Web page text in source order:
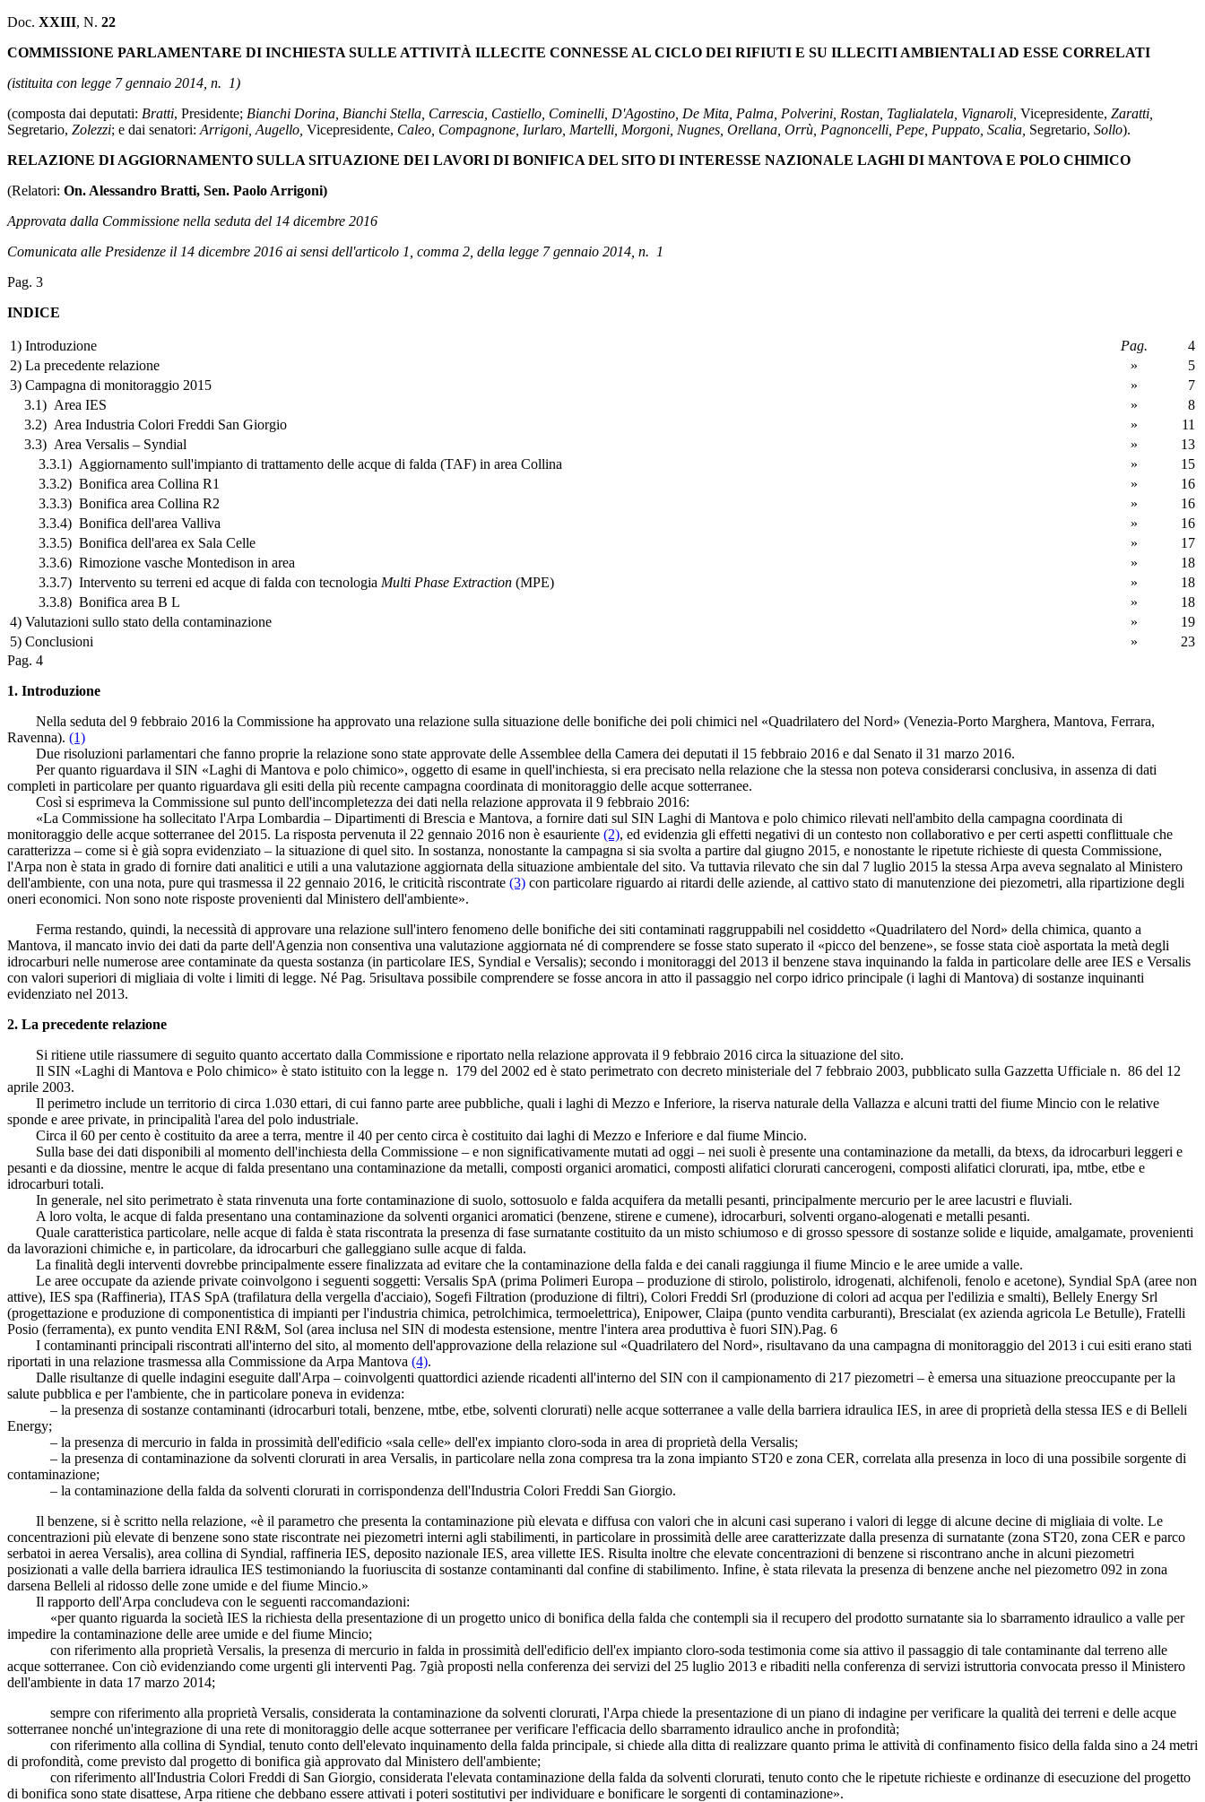
Doc. XXIII, N. 22
COMMISSIONE PARLAMENTARE DI INCHIESTA SULLE ATTIVITÀ ILLECITE CONNESSE AL CICLO DEI RIFIUTI E SU ILLECITI AMBIENTALI AD ESSE CORRELATI
(istituita con legge 7 gennaio 2014, n. 1)
(composta dai deputati: Bratti, Presidente; Bianchi Dorina, Bianchi Stella, Carrescia, Castiello, Cominelli, D'Agostino, De Mita, Palma, Polverini, Rostan, Taglialatela, Vignaroli, Vicepresidente, Zaratti,
Segretario, Zolezzi; e dai senatori: Arrigoni, Augello, Vicepresidente, Caleo, Compagnone, Iurlaro, Martelli, Morgoni, Nugnes, Orellana, Orrù, Pagnoncelli, Pepe, Puppato, Scalia, Segretario, Sollo).
RELAZIONE DI AGGIORNAMENTO SULLA SITUAZIONE DEI LAVORI DI BONIFICA DEL SITO DI INTERESSE NAZIONALE LAGHI DI MANTOVA E POLO CHIMICO
(Relatori: On. Alessandro Bratti, Sen. Paolo Arrigoni)
Approvata dalla Commissione nella seduta del 14 dicembre 2016
Comunicata alle Presidenze il 14 dicembre 2016 ai sensi dell'articolo 1, comma 2, della legge 7 gennaio 2014, n. 1
Pag. 3
INDICE
1) Introduzione Pag.
4
2) La precedente relazione
»
5
3) Campagna di monitoraggio 2015
»
7
3.1) Area IES
»
8
3.2) Area Industria Colori Freddi San Giorgio
»
11
3.3) Area Versalis – Syndial
»
13
3.3.1) Aggiornamento sull'impianto di trattamento delle acque di falda (TAF) in area Collina
»
15
3.3.2) Bonifica area Collina R1
»
16
3.3.3) Bonifica area Collina R2
»
16
3.3.4) Bonifica dell'area Valliva
»
16
3.3.5) Bonifica dell'area ex Sala Celle
»
17
3.3.6) Rimozione vasche Montedison in area
»
18
3.3.7) Intervento su terreni ed acque di falda con tecnologia Multi Phase Extraction (MPE) »
18
3.3.8) Bonifica area B L
»
18
4) Valutazioni sullo stato della contaminazione
»
19
5) Conclusioni
»
23
Pag. 4
1. Introduzione
Nella seduta del 9 febbraio 2016 la Commissione ha approvato una relazione sulla situazione delle bonifiche dei poli chimici nel «Quadrilatero del Nord» (Venezia-Porto Marghera, Mantova, Ferrara,
Ravenna). (1)
Due risoluzioni parlamentari che fanno proprie la relazione sono state approvate delle Assemblee della Camera dei deputati il 15 febbraio 2016 e dal Senato il 31 marzo 2016.
Per quanto riguardava il SIN «Laghi di Mantova e polo chimico», oggetto di esame in quell'inchiesta, si era precisato nella relazione che la stessa non poteva considerarsi conclusiva, in assenza di dati
completi in particolare per quanto riguardava gli esiti della più recente campagna coordinata di monitoraggio delle acque sotterranee.
Così si esprimeva la Commissione sul punto dell'incompletezza dei dati nella relazione approvata il 9 febbraio 2016:
«La Commissione ha sollecitato l'Arpa Lombardia – Dipartimenti di Brescia e Mantova, a fornire dati sul SIN Laghi di Mantova e polo chimico rilevati nell'ambito della campagna coordinata di
monitoraggio delle acque sotterranee del 2015. La risposta pervenuta il 22 gennaio 2016 non è esauriente (2), ed evidenzia gli effetti negativi di un contesto non collaborativo e per certi aspetti conflittuale che
caratterizza – come si è già sopra evidenziato – la situazione di quel sito. In sostanza, nonostante la campagna si sia svolta a partire dal giugno 2015, e nonostante le ripetute richieste di questa Commissione,
l'Arpa non è stata in grado di fornire dati analitici e utili a una valutazione aggiornata della situazione ambientale del sito. Va tuttavia rilevato che sin dal 7 luglio 2015 la stessa Arpa aveva segnalato al Ministero
dell'ambiente, con una nota, pure qui trasmessa il 22 gennaio 2016, le criticità riscontrate (3) con particolare riguardo ai ritardi delle aziende, al cattivo stato di manutenzione dei piezometri, alla ripartizione degli
oneri economici. Non sono note risposte provenienti dal Ministero dell'ambiente».
Ferma restando, quindi, la necessità di approvare una relazione sull'intero fenomeno delle bonifiche dei siti contaminati raggruppabili nel cosiddetto «Quadrilatero del Nord» della chimica, quanto a
Mantova, il mancato invio dei dati da parte dell'Agenzia non consentiva una valutazione aggiornata né di comprendere se fosse stato superato il «picco del benzene», se fosse stata cioè asportata la metà degli
idrocarburi nelle numerose aree contaminate da questa sostanza (in particolare IES, Syndial e Versalis); secondo i monitoraggi del 2013 il benzene stava inquinando la falda in particolare delle aree IES e Versalis
con valori superiori di migliaia di volte i limiti di legge. Né Pag. 5risultava possibile comprendere se fosse ancora in atto il passaggio nel corpo idrico principale (i laghi di Mantova) di sostanze inquinanti
evidenziato nel 2013.
2. La precedente relazione
Si ritiene utile riassumere di seguito quanto accertato dalla Commissione e riportato nella relazione approvata il 9 febbraio 2016 circa la situazione del sito.
Il SIN «Laghi di Mantova e Polo chimico» è stato istituito con la legge n. 179 del 2002 ed è stato perimetrato con decreto ministeriale del 7 febbraio 2003, pubblicato sulla Gazzetta Ufficiale n. 86 del 12
aprile 2003.
Il perimetro include un territorio di circa 1.030 ettari, di cui fanno parte aree pubbliche, quali i laghi di Mezzo e Inferiore, la riserva naturale della Vallazza e alcuni tratti del fiume Mincio con le relative
sponde e aree private, in principalità l'area del polo industriale.
Circa il 60 per cento è costituito da aree a terra, mentre il 40 per cento circa è costituito dai laghi di Mezzo e Inferiore e dal fiume Mincio.
Sulla base dei dati disponibili al momento dell'inchiesta della Commissione – e non significativamente mutati ad oggi – nei suoli è presente una contaminazione da metalli, da btexs, da idrocarburi leggeri e
pesanti e da diossine, mentre le acque di falda presentano una contaminazione da metalli, composti organici aromatici, composti alifatici clorurati cancerogeni, composti alifatici clorurati, ipa, mtbe, etbe e
idrocarburi totali.
In generale, nel sito perimetrato è stata rinvenuta una forte contaminazione di suolo, sottosuolo e falda acquifera da metalli pesanti, principalmente mercurio per le aree lacustri e fluviali.
A loro volta, le acque di falda presentano una contaminazione da solventi organici aromatici (benzene, stirene e cumene), idrocarburi, solventi organo-alogenati e metalli pesanti.
Quale caratteristica particolare, nelle acque di falda è stata riscontrata la presenza di fase surnatante costituito da un misto schiumoso e di grosso spessore di sostanze solide e liquide, amalgamate, provenienti
da lavorazioni chimiche e, in particolare, da idrocarburi che galleggiano sulle acque di falda.
La finalità degli interventi dovrebbe principalmente essere finalizzata ad evitare che la contaminazione della falda e dei canali raggiunga il fiume Mincio e le aree umide a valle.
Le aree occupate da aziende private coinvolgono i seguenti soggetti: Versalis SpA (prima Polimeri Europa – produzione di stirolo, polistirolo, idrogenati, alchifenoli, fenolo e acetone), Syndial SpA (aree non
attive), IES spa (Raffineria), ITAS SpA (trafilatura della vergella d'acciaio), Sogefi Filtration (produzione di filtri), Colori Freddi Srl (produzione di colori ad acqua per l'edilizia e smalti), Bellely Energy Srl
(progettazione e produzione di componentistica di impianti per l'industria chimica, petrolchimica, termoelettrica), Enipower, Claipa (punto vendita carburanti), Brescialat (ex azienda agricola Le Betulle), Fratelli
Posio (ferramenta), ex punto vendita ENI R&M, Sol (area inclusa nel SIN di modesta estensione, mentre l'intera area produttiva è fuori SIN).Pag. 6
I contaminanti principali riscontrati all'interno del sito, al momento dell'approvazione della relazione sul «Quadrilatero del Nord», risultavano da una campagna di monitoraggio del 2013 i cui esiti erano stati
riportati in una relazione trasmessa alla Commissione da Arpa Mantova (4).
Dalle risultanze di quelle indagini eseguite dall'Arpa – coinvolgenti quattordici aziende ricadenti all'interno del SIN con il campionamento di 217 piezometri – è emersa una situazione preoccupante per la
salute pubblica e per l'ambiente, che in particolare poneva in evidenza:
– la presenza di sostanze contaminanti (idrocarburi totali, benzene, mtbe, etbe, solventi clorurati) nelle acque sotterranee a valle della barriera idraulica IES, in aree di proprietà della stessa IES e di Belleli
Energy;
– la presenza di mercurio in falda in prossimità dell'edificio «sala celle» dell'ex impianto cloro-soda in area di proprietà della Versalis;
– la presenza di contaminazione da solventi clorurati in area Versalis, in particolare nella zona compresa tra la zona impianto ST20 e zona CER, correlata alla presenza in loco di una possibile sorgente di
contaminazione;
– la contaminazione della falda da solventi clorurati in corrispondenza dell'Industria Colori Freddi San Giorgio.
Il benzene, si è scritto nella relazione, «è il parametro che presenta la contaminazione più elevata e diffusa con valori che in alcuni casi superano i valori di legge di alcune decine di migliaia di volte. Le
concentrazioni più elevate di benzene sono state riscontrate nei piezometri interni agli stabilimenti, in particolare in prossimità delle aree caratterizzate dalla presenza di surnatante (zona ST20, zona CER e parco
serbatoi in aerea Versalis), area collina di Syndial, raffineria IES, deposito nazionale IES, area villette IES. Risulta inoltre che elevate concentrazioni di benzene si riscontrano anche in alcuni piezometri
posizionati a valle della barriera idraulica IES testimoniando la fuoriuscita di sostanze contaminanti dal confine di stabilimento. Infine, è stata rilevata la presenza di benzene anche nel piezometro 092 in zona
darsena Belleli al ridosso delle zone umide e del fiume Mincio.»
Il rapporto dell'Arpa concludeva con le seguenti raccomandazioni:
«per quanto riguarda la società IES la richiesta della presentazione di un progetto unico di bonifica della falda che contempli sia il recupero del prodotto surnatante sia lo sbarramento idraulico a valle per
impedire la contaminazione delle aree umide e del fiume Mincio;
con riferimento alla proprietà Versalis, la presenza di mercurio in falda in prossimità dell'edificio dell'ex impianto cloro-soda testimonia come sia attivo il passaggio di tale contaminante dal terreno alle
acque sotterranee. Con ciò evidenziando come urgenti gli interventi Pag. 7già proposti nella conferenza dei servizi del 25 luglio 2013 e ribaditi nella conferenza di servizi istruttoria convocata presso il Ministero
dell'ambiente in data 17 marzo 2014;
sempre con riferimento alla proprietà Versalis, considerata la contaminazione da solventi clorurati, l'Arpa chiede la presentazione di un piano di indagine per verificare la qualità dei terreni e delle acque
sotterranee nonché un'integrazione di una rete di monitoraggio delle acque sotterranee per verificare l'efficacia dello sbarramento idraulico anche in profondità;
con riferimento alla collina di Syndial, tenuto conto dell'elevato inquinamento della falda principale, si chiede alla ditta di realizzare quanto prima le attività di confinamento fisico della falda sino a 24 metri
di profondità, come previsto dal progetto di bonifica già approvato dal Ministero dell'ambiente;
con riferimento all'Industria Colori Freddi di San Giorgio, considerata l'elevata contaminazione della falda da solventi clorurati, tenuto conto che le ripetute richieste e ordinanze di esecuzione del progetto
di bonifica sono state disattese, Arpa ritiene che debbano essere attivati i poteri sostitutivi per individuare e bonificare le sorgenti di contaminazione».